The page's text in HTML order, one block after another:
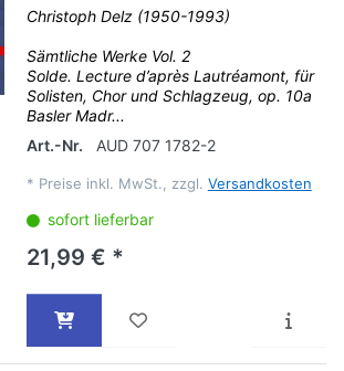
Christoph Delz (1950-1993)
Sämtliche Werke Vol. 2
Solde. Lecture d’après Lautréamont, für
Solisten, Chor und Schlagzeug, op. 10a
Basler Madr...
Art.-Nr.
AUD 707 1782-2
* Preise inkl. MwSt., zzgl. Versandkosten
sofort lieferbar
21,99 € *